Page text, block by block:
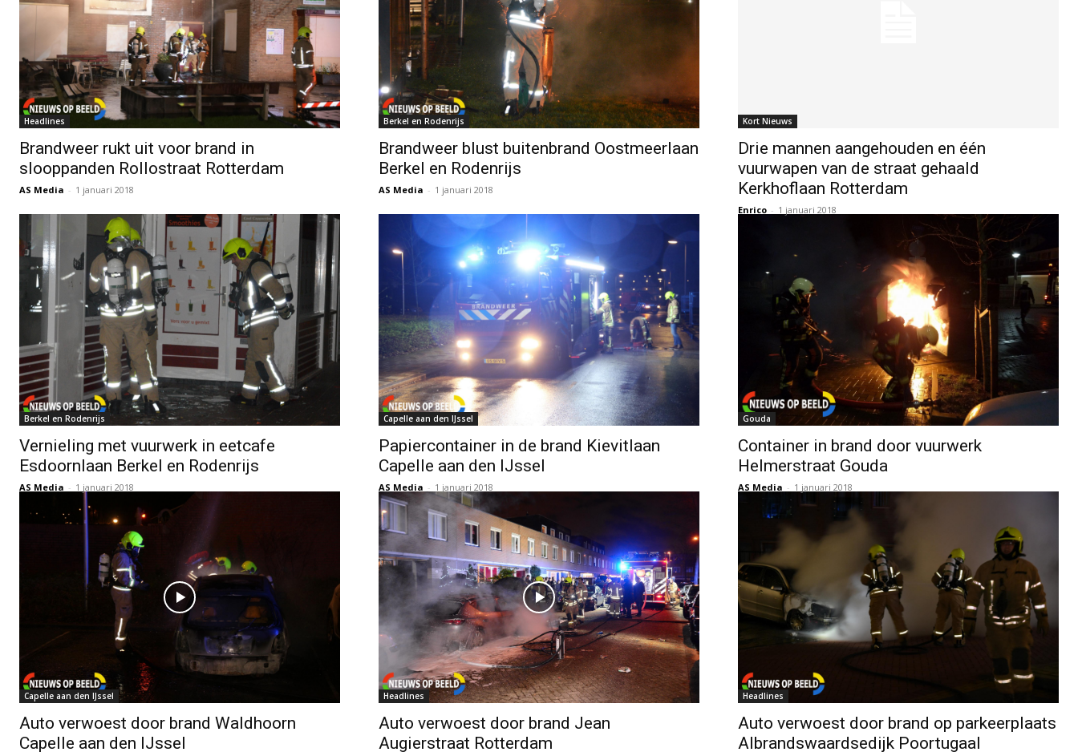
Headlines
Brandweer rukt uit voor brand in
slooppanden Rollostraat Rotterdam
AS Media - 1 januari 2018
Berkel en Rodenrijs
Brandweer blust buitenbrand Oostmeerlaan
Berkel en Rodenrijs
AS Media - 1 januari 2018
Kort Nieuws
Drie mannen aangehouden en één
vuurwapen van de straat gehaald
Kerkhoflaan Rotterdam
Enrico - 1 januari 2018
Berkel en Rodenrijs
Vernieling met vuurwerk in eetcafe
Esdoornlaan Berkel en Rodenrijs
AS Media - 1 januari 2018
Capelle aan den IJssel
Papiercontainer in de brand Kievitlaan
Capelle aan den IJssel
AS Media - 1 januari 2018
Gouda
Container in brand door vuurwerk
Helmerstraat Gouda
AS Media - 1 januari 2018
Capelle aan den IJssel
Auto verwoest door brand Waldhoorn
Capelle aan den IJssel
Headlines
Auto verwoest door brand Jean
Augierstraat Rotterdam
Headlines
Auto verwoest door brand op parkeerplaats
Albrandswaardsedijk Poortugaal